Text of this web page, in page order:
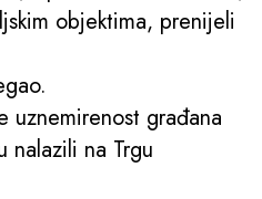
objektima, prenijeli
uznemirenost građana
nalazili na Trgu